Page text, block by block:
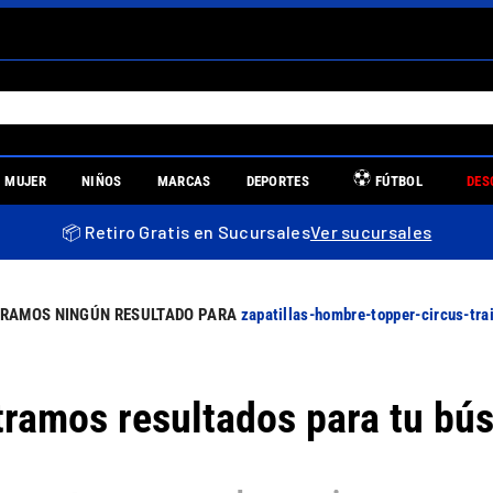
MUJER NIÑOS MARCAS DEPORTES FÚTBOL
📦 Retiro Gratis en SucursalesVer sucursales
zapatillas-hombre-topper-circus-
resultados para tu
MÁS BUSCADOS